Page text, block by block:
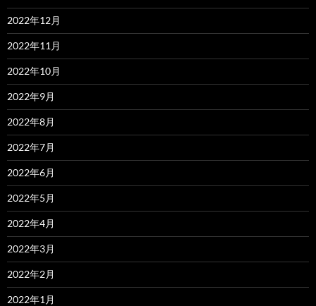
2022年12月
2022年11月
2022年10月
2022年9月
2022年8月
2022年7月
2022年6月
2022年5月
2022年4月
2022年3月
2022年2月
2022年1月